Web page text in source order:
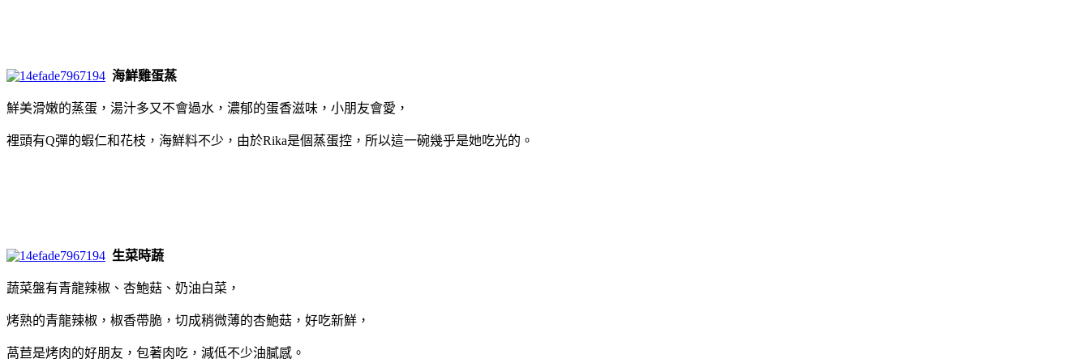
海鮮雞蛋蒸
鮮美滑嫩的蒸蛋，湯汁多又不會過水，濃郁的蛋香滋味，小朋友會愛，
裡頭有Q彈的蝦仁和花枝，海鮮料不少，由於Rika是個蒸蛋控，所以這一碗幾乎是她吃光的。
生菜時蔬
蔬菜盤有青龍辣椒、杏鮑菇、奶油白菜，
烤熟的青龍辣椒，椒香帶脆，切成稍微薄的杏鮑菇，好吃新鮮，
萵苣是烤肉的好朋友，包著肉吃，減低不少油膩感。